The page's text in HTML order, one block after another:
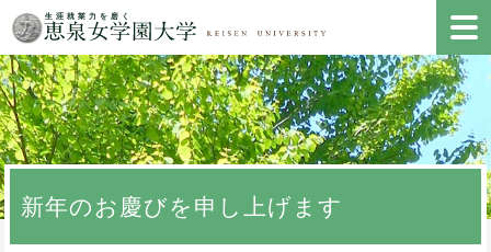
新年のお慶びを申し上げます